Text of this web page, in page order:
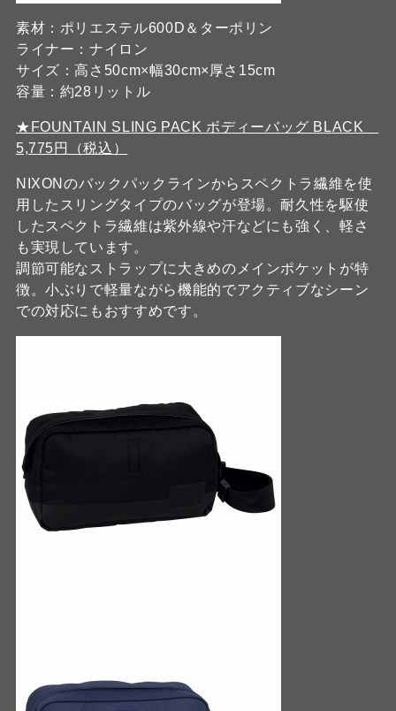
素材：ポリエステル600D＆ターポリン
ライナー：ナイロン
サイズ：高さ50cm×幅30cm×厚さ15cm
容量：約28リットル
★FOUNTAIN SLING PACK ボディーバッグ BLACK
5,775円（税込）
NIXONのバックパックラインからスペクトラ繊維を使
用したスリングタイプのバッグが登場。耐久性を駆使
したスペクトラ繊維は紫外線や汗などにも強く、軽さ
も実現しています。
調節可能なストラップに大きめのメインポケットが特
徴。小ぶりで軽量ながら機能的でアクティブなシーン
での対応にもおすすめです。